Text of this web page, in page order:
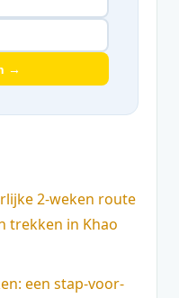
→
2-weken route
trekken in Khao
een stap-voor-